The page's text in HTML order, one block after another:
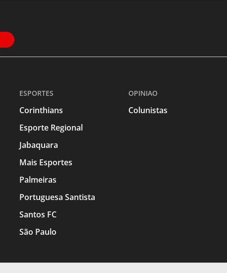
ESPORTES
Corinthians
Esporte Regional
Jabaquara
Mais Esportes
Palmeiras
Portuguesa Santista
Santos FC
São Paulo
OPINIAO
Colunistas